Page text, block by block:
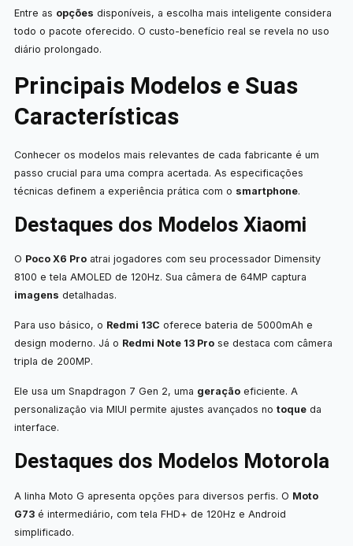
Entre as opções disponíveis, a escolha mais inteligente considera
todo o pacote oferecido. O custo-benefício real se revela no uso
diário prolongado.
Principais Modelos e Suas
Características
Conhecer os modelos mais relevantes de cada fabricante é um
passo crucial para uma compra acertada. As especificações
técnicas definem a experiência prática com o smartphone.
Destaques dos Modelos Xiaomi
O Poco X6 Proatrai jogadores com seu processador Dimensity
8100 e tela AMOLED de 120Hz. Sua câmera de 64MP captura
imagens detalhadas.
Para uso básico, o Redmi 13C oferece bateria de 5000mAh e
design moderno. Já o Redmi Note 13 Prose destaca com câmera
tripla de 200MP.
Ele usa um Snapdragon 7 Gen 2, uma geraçãoeficiente. A
personalização via MIUI permite ajustes avançados no toqueda
interface.
Destaques dos Modelos Motorola
A linha Moto G apresenta opções para diversos perfis. O Moto
G73é intermediário, com tela FHD+ de 120Hz e Android
simplificado.